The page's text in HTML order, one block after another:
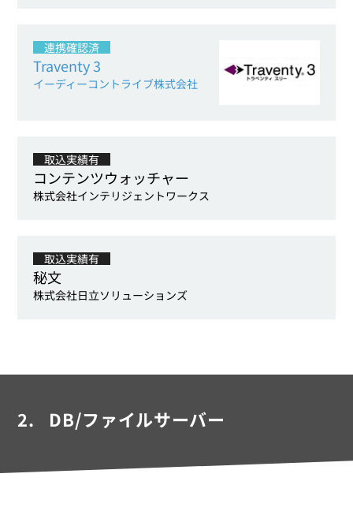
連携確認済
Traventy 3
イーディーコントライブ株式会社
取込実績有
コンテンツウォッチャー
株式会社インテリジェントワークス
取込実績有
秘文
株式会社日立ソリューションズ
2. DB/ファイルサーバー